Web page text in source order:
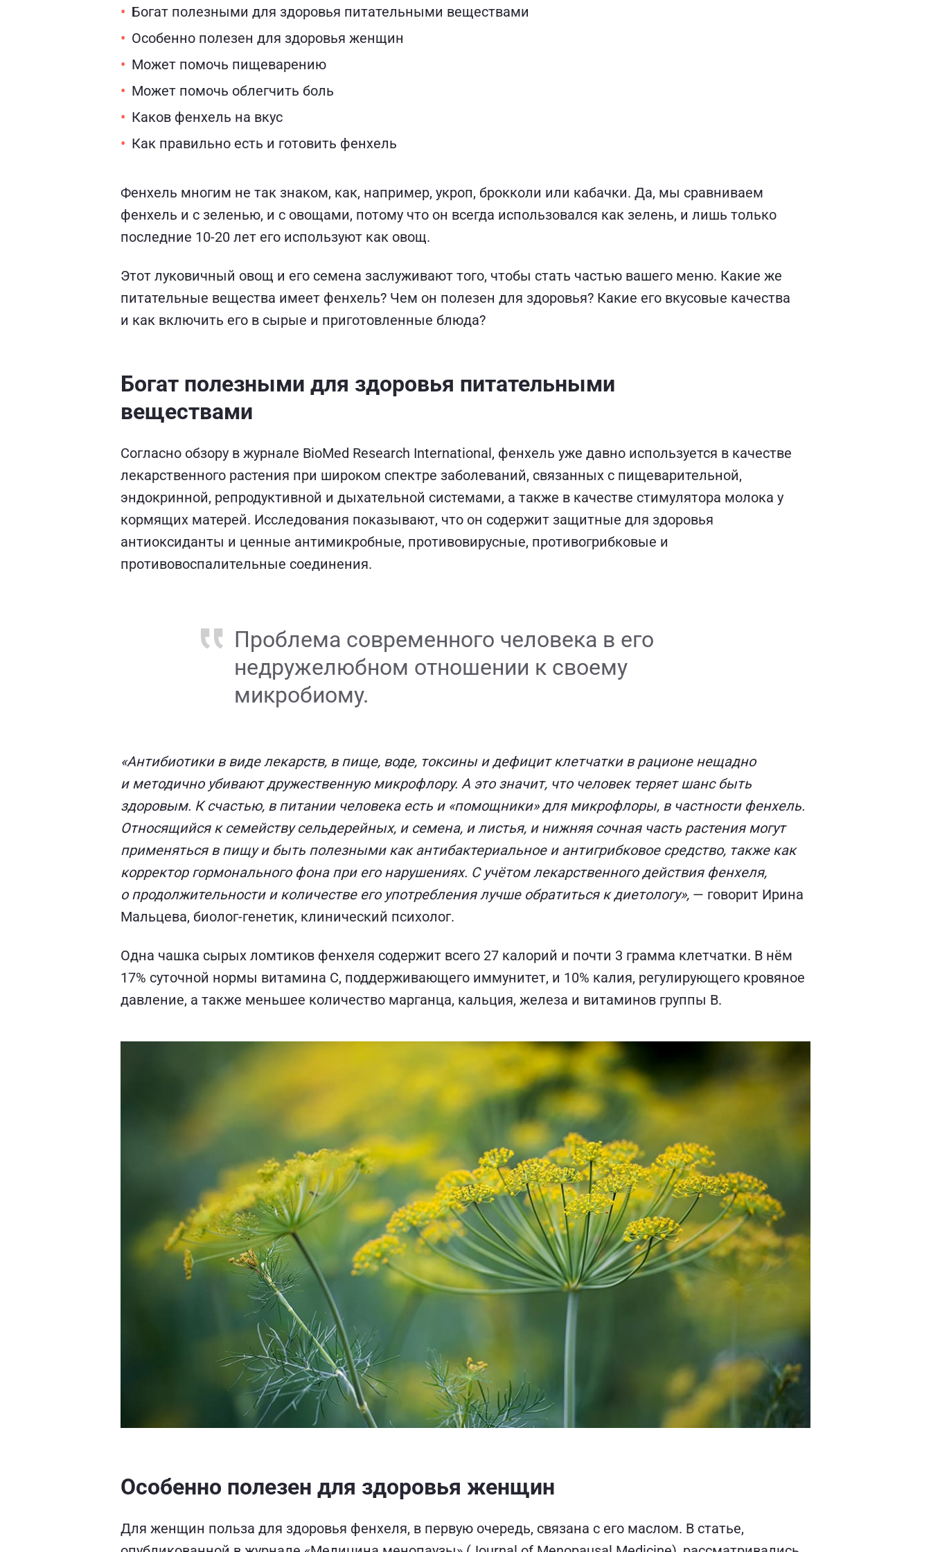
Богат полезными для здоровья питательными веществами
Особенно полезен для здоровья женщин
Может помочь пищеварению
Может помочь облегчить боль
Каков фенхель на вкус
Как правильно есть и готовить фенхель
Фенхель многим не так знаком, как, например, укроп, брокколи или кабачки. Да, мы сравниваем
фенхель и с зеленью, и с овощами, потому что он всегда использовался как зелень, и лишь только
последние 10-20 лет его используют как овощ.
Этот луковичный овощ и его семена заслуживают того, чтобы стать частью вашего меню. Какие же
питательные вещества имеет фенхель? Чем он полезен для здоровья? Какие его вкусовые качества
и как включить его в сырые и приготовленные блюда?
Богат полезными для здоровья питательными
веществами
Согласно обзору в журнале BioMed Research International, фенхель уже давно используется в качестве
лекарственного растения при широком спектре заболеваний, связанных с пищеварительной,
эндокринной, репродуктивной и дыхательной системами, а также в качестве стимулятора молока у
кормящих матерей. Исследования показывают, что он содержит защитные для здоровья
антиоксиданты и ценные антимикробные, противовирусные, противогрибковые и
противовоспалительные соединения.
Проблема современного человека в его
недружелюбном отношении к своему
микробиому.
«Антибиотики в виде лекарств, в пище, воде, токсины и дефицит клетчатки в рационе нещадно
и методично убивают дружественную микрофлору. А это значит, что человек теряет шанс быть
здоровым. К счастью, в питании человека есть и «помощники» для микрофлоры, в частности фенхель.
Относящийся к семейству сельдерейных, и семена, и листья, и нижняя сочная часть растения могут
применяться в пищу и быть полезными как антибактериальное и антигрибковое средство, также как
корректор гормонального фона при его нарушениях. С учётом лекарственного действия фенхеля,
о продолжительности и количестве его употребления лучше обратиться к диетологу», — говорит Ирина
Мальцева, биолог-генетик, клинический психолог.
Одна чашка сырых ломтиков фенхеля содержит всего 27 калорий и почти 3 грамма клетчатки. В нём
17% суточной нормы витамина С, поддерживающего иммунитет, и 10% калия, регулирующего кровяное
давление, а также меньшее количество марганца, кальция, железа и витаминов группы В.
Особенно полезен для здоровья женщин
Для женщин польза для здоровья фенхеля, в первую очередь, связана с его маслом. В статье,